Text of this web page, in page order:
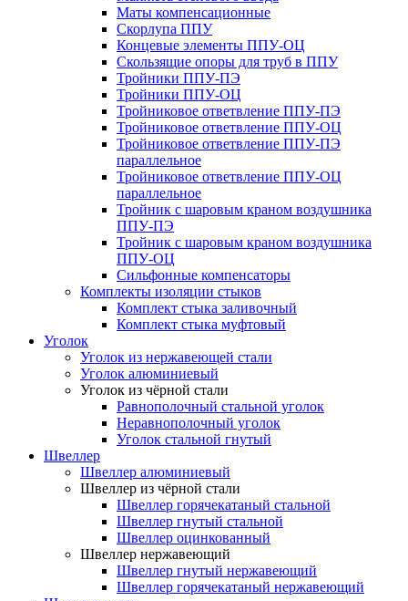
Маты компенсационные
Скорлупа ППУ
Концевые элементы ППУ-ОЦ
Скользящие опоры для труб в ППУ
Тройники ППУ-ПЭ
Тройники ППУ-ОЦ
Тройниковое ответвление ППУ-ПЭ
Тройниковое ответвление ППУ-ОЦ
Тройниковое ответвление ППУ-ПЭ
параллельное
Тройниковое ответвление ППУ-ОЦ
параллельное
Тройник с шаровым краном воздушника
ППУ-ПЭ
Тройник с шаровым краном воздушника
ППУ-ОЦ
Сильфонные компенсаторы
Комплекты изоляции стыков
Комплект стыка заливочный
Комплект стыка муфтовый
Уголок
Уголок из нержавеющей стали
Уголок алюминиевый
Уголок из чёрной стали
Равнополочный стальной уголок
Неравнополочный уголок
Уголок стальной гнутый
Швеллер
Швеллер алюминиевый
Швеллер из чёрной стали
Швеллер горячекатаный стальной
Швеллер гнутый стальной
Швеллер оцинкованный
Швеллер нержавеющий
Швеллер гнутый нержавеющий
Швеллер горячекатаный нержавеющий